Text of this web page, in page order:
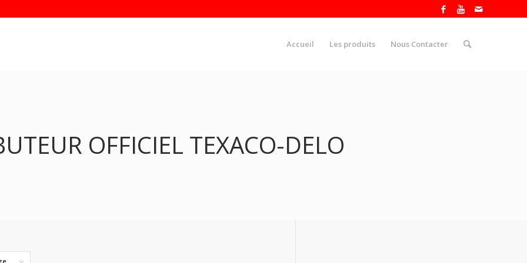
Accueil Les produits Nous Contacter
OFFICIEL TEXACO-DELO